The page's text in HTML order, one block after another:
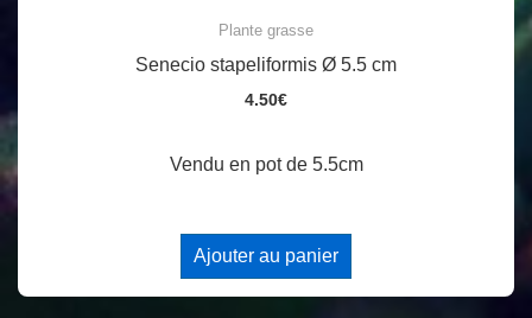
Plante grasse
Senecio stapeliformis Ø 5.5 cm
4.50€
Vendu en pot de 5.5cm
Ajouter au panier